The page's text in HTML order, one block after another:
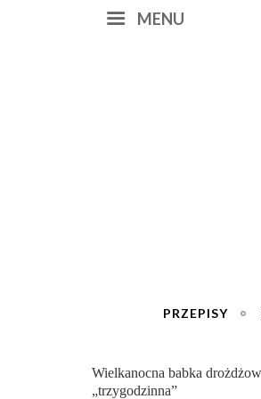
MENU
PRZEPISY
Babka Wielkanocna
„dwunastogodzinna”